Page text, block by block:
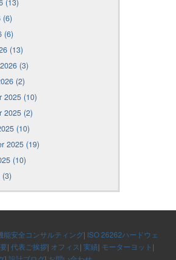
(13)
(6)
(6)
(13)
(3)
(2)
2025 (10)
2025 (2)
(10)
2025 (19)
(10)
(3)
能安全コンサルティング| ISO 26262ハードウェ
| 代表ご挨拶| オフィス| 実績| モーターヨット |